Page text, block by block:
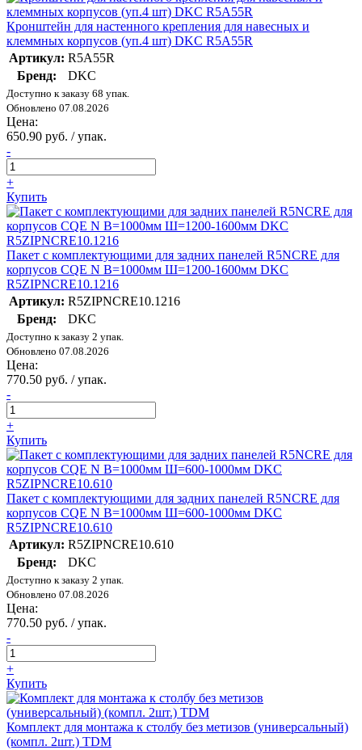
Кронштейн для настенного крепления для навесных и
клеммных корпусов (уп.4 шт) DKC R5A55R
Артикул: R5A55R
Бренд:
DKC
Доступно к заказу 68 упак.
Обновлено 07.08.2026
Цена:
650.90 руб. / упак.
-
+
Купить
Пакет с комплектующими для задних панелей R5NCRE для
корпусов CQE N В=1000мм Ш=1200-1600мм DKC
R5ZIPNCRE10.1216
Артикул: R5ZIPNCRE10.1216
Бренд:
DKC
Доступно к заказу 2 упак.
Обновлено 07.08.2026
Цена:
770.50 руб. / упак.
-
+
Купить
Пакет с комплектующими для задних панелей R5NCRE для
корпусов CQE N В=1000мм Ш=600-1000мм DKC
R5ZIPNCRE10.610
Артикул: R5ZIPNCRE10.610
Бренд:
DKC
Доступно к заказу 2 упак.
Обновлено 07.08.2026
Цена:
770.50 руб. / упак.
-
+
Купить
Комплект для монтажа к столбу без метизов (универсальный)
(компл. 2шт.) TDM